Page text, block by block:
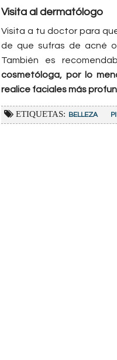
Visita al dermatólogo
Visita a tu doctor para
de que sufras de acné
También es
cosmetóloga, por lo
realice faciales más
ETIQUETAS: BELLEZA